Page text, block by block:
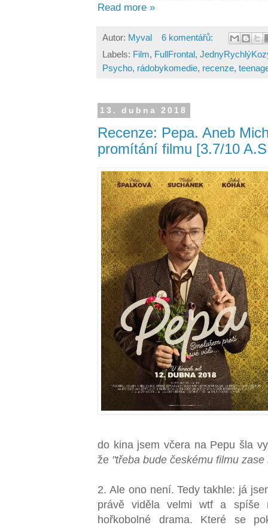
Read more »
Autor: Myval
6 komentářů:
Labels: Film, FullFrontal,
Psycho, rádobykomedie, recenze,
13. dubna 2018
Recenze: Pepa. Aneb
promítání filmu [3.7/10
do kina jsem včera na Pepu šla
že "třeba bude českému filmu zase
2. Ale ono není. Tedy takhle: já
právě viděla velmi wtf a spíše
hořkobolné drama. Které se